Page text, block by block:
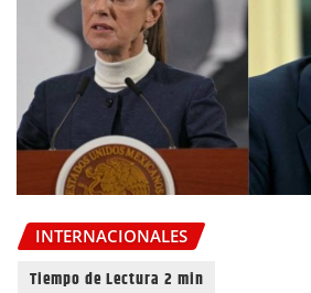
INTERNACIONALES